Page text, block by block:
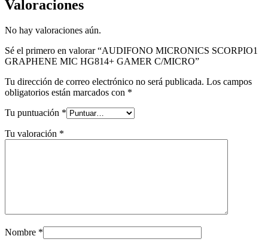
Valoraciones
No hay valoraciones aún.
Sé el primero en valorar “AUDIFONO MICRONICS SCORPIO1
GRAPHENE MIC HG814+ GAMER C/MICRO”
Tu dirección de correo electrónico no será publicada. Los campos
obligatorios están marcados con *
Tu puntuación *
Tu valoración *
Nombre *